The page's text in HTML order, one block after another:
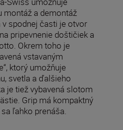
montáž a demontáž
spodnej časti je otvor
pripevnenie doštičiek a
Okrem toho je
vstavaným
ktorý umožňuje
svetla a ďalšieho
je tiež vybavená slotom
Grip má kompaktný
ľahko prenáša.